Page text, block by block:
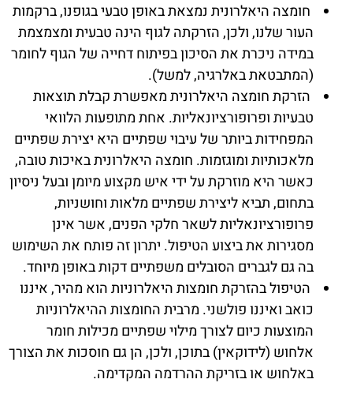
חומצה היאלרונית נמצאת באופן טבעי בגופנו, ברקמות
העור שלנו, ולכן, הזרקתה לגוף הינה טבעית ומצמצמת
במידה ניכרת את הסיכון בפיתוח דחייה של הגוף לחומר
(המתבטאת באלרגיה, למשל).
הזרקת חומצה היאלרונית מאפשרת קבלת תוצאות
טבעיות ופרופורציונאליות. אחת מתופעות הלוואי
המפחידות ביותר של עיבוי שפתיים היא יצירת שפתיים
מלאכותיות ומוגזמות. חומצה היאלרונית באיכות טובה,
כאשר היא מוזרקת על ידי איש מקצוע מיומן ובעל ניסיון
בתחום, תביא ליצירת שפתיים מלאות וחושניות,
פרופורציונאליות לשאר חלקי הפנים, אשר אינן
מסגירות את ביצוע הטיפול. יתרון זה פותח את השימוש
בה גם לגברים הסובלים משפתיים דקות באופן מיוחד.
הטיפול בהזרקת חומצות היאלרוניות הוא מהיר, איננו
כואב ואיננו פולשני. מרבית החומצות ההיאלרוניות
המוצעות כיום לצורך מילוי שפתיים מכילות חומר
אלחוש (לידוקאין) בתוכן, ולכן, הן גם חוסכות את הצורך
באלחוש או בזריקת ההרדמה המקדימה.